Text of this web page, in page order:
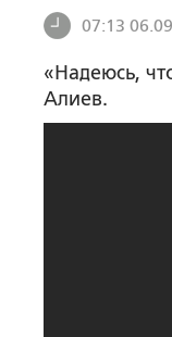
07:13
«Надеюсь,
Алиев.